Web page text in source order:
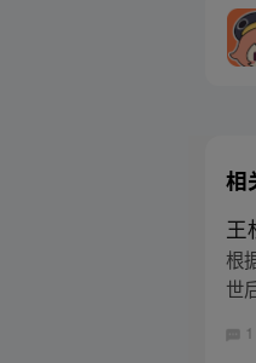
相
王
根
世